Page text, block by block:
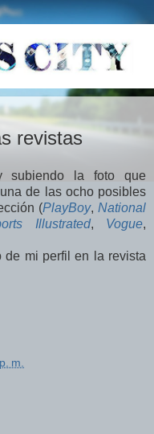
revistas
la foto que
de las ocho posibles
(PlayBoy,National
Illustrated, Vogue,
mi perfil en la revista
m.